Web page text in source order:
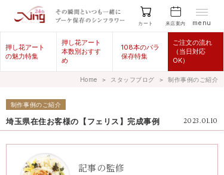
カート 来店案内 menu
押し花アート
の魅力特集
押し花アート
本数別おすす
め
108本のバラ
保存特集
ご注文の流れ
（当日対応
OK）
Home ＞ スタッフブログ ＞ 制作事例のご紹介
制作事例のご紹介
2023.01.10
埼玉県在住お客様の【フェリス】完成事例
記事の監修